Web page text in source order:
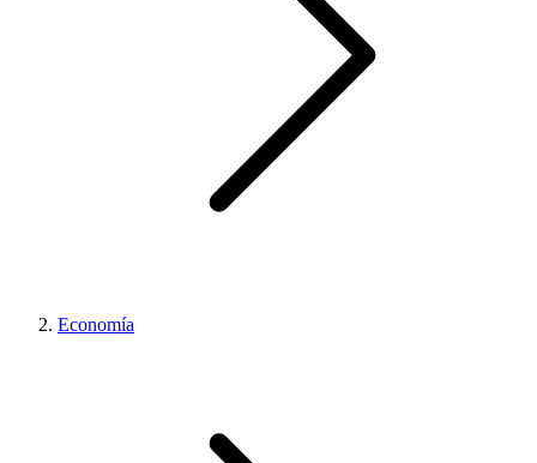
Economía